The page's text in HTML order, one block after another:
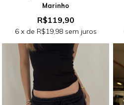
Marinho
R$119,90
6 x de R$19,98 sem juros